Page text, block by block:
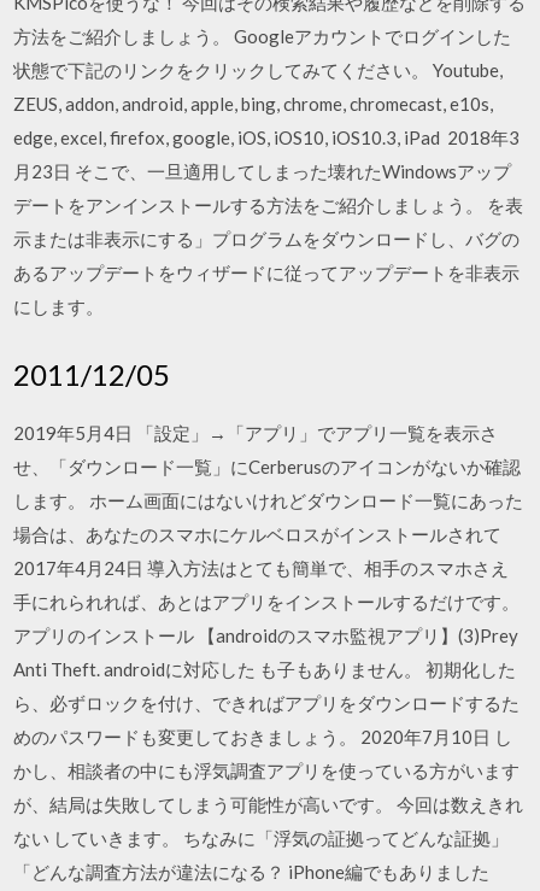
方法をご紹介しましょう。 Googleアカウントでログインした
状態で下記のリンクをクリックしてみてください。 Youtube,
ZEUS, addon, android, apple, bing, chrome, chromecast, e10s,
edge, excel, firefox, google, iOS, iOS10, iOS10.3, iPad 2018年3
月23日 そこで、一旦適用してしまった壊れたWindowsアップ
デートをアンインストールする方法をご紹介しましょう。 を表
示または非表示にする」プログラムをダウンロードし、バグの
あるアップデートをウィザードに従ってアップデートを非表示
にします。
2011/12/05
2019年5月4日 「設定」→「アプリ」でアプリ一覧を表示さ
せ、「ダウンロード一覧」にCerberusのアイコンがないか確認
します。 ホーム画面にはないけれどダウンロード一覧にあった
場合は、あなたのスマホにケルベロスがインストールされて
2017年4月24日 導入方法はとても簡単で、相手のスマホさえ
手にれられれば、あとはアプリをインストールするだけです。
アプリのインストール 【androidのスマホ監視アプリ】(3)Prey
Anti Theft. androidに対応した も子もありません。 初期化した
ら、必ずロックを付け、できればアプリをダウンロードするた
めのパスワードも変更しておきましょう。 2020年7月10日 し
かし、相談者の中にも浮気調査アプリを使っている方がいます
が、結局は失敗してしまう可能性が高いです。 今回は数えきれ
ない していきます。 ちなみに「浮気の証拠ってどんな証拠」
「どんな調査方法が違法になる？ iPhone編でもありました